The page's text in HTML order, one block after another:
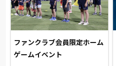
ファンクラブ会員限定ホーム
ゲームイベント